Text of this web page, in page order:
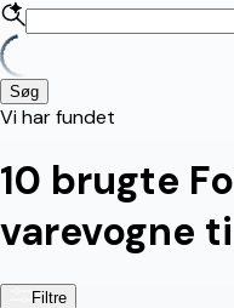
Søg
Vi har fundet
10 brugte
varevogne
Filtre